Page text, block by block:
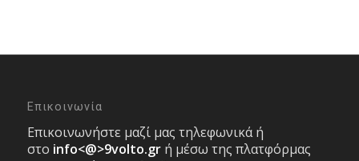
Επικοινωνία
Επικοινωνήστε μαζί μας τηλεφωνικά ή
στο info<@>9volto.gr ή μέσω της πλατφόρμας